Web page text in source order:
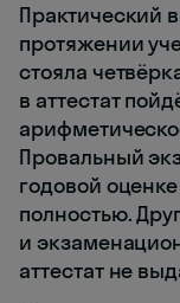
Практический
протяжении
стояла
в аттестат
Провальный
годовой
полностью.
и
аттестат не